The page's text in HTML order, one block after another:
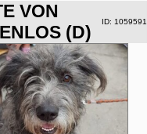
VON
(D)
ID: 1059591